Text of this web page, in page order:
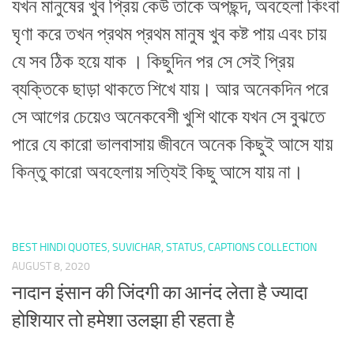
যখন মানুষের খুব প্রিয় কেউ তাকে অপছন্দ, অবহেলা কিংবা
ঘৃণা করে তখন প্রথম প্রথম মানুষ খুব কষ্ট পায় এবং চায়
যে সব ঠিক হয়ে যাক । কিছুদিন পর সে সেই প্রিয়
ব্যক্তিকে ছাড়া থাকতে শিখে যায়। আর অনেকদিন পরে
সে আগের চেয়েও অনেকবেশী খুশি থাকে যখন সে বুঝতে
পারে যে কারো ভালবাসায় জীবনে অনেক কিছুই আসে যায়
কিন্তু কারো অবহেলায় সত্যিই কিছু আসে যায় না।
BEST HINDI QUOTES, SUVICHAR, STATUS, CAPTIONS COLLECTION
AUGUST 8, 2020
नादान इंसान की जिंदगी का आनंद लेता है ज्यादा
होशियार तो हमेशा उलझा ही रहता है